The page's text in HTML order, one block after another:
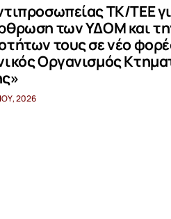
ΤΚ/ΤΕΕ
των ΥΔΟΜ και
τους σε νέο
Οργανισμός
2026